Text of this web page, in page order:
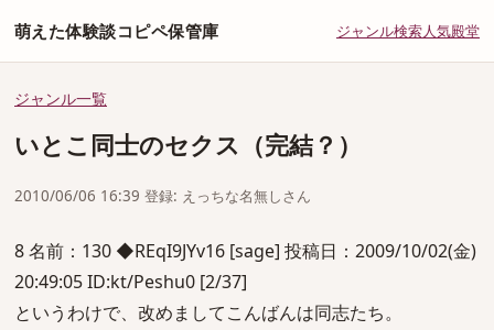
萌えた体験談コピペ保管庫 ジャンル検索人気殿堂
ジャンル一覧
いとこ同士のセクス（完結？）
2010/06/06 16:39 登録: えっちな名無しさん
8 名前：130 ◆REqI9JYv16 [sage] 投稿日：2009/10/02(金)
20:49:05 ID:kt/Peshu0 [2/37]
というわけで、改めましてこんばんは同志たち。